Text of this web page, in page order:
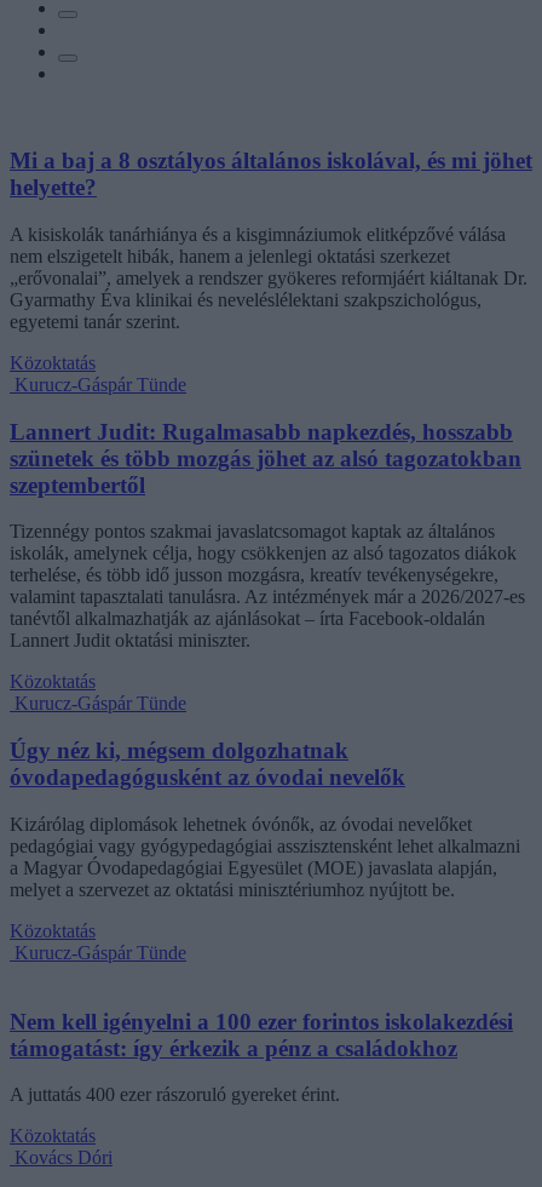
Mi a baj a 8 osztályos általános iskolával, és mi jöhet
helyette?
A kisiskolák tanárhiánya és a kisgimnáziumok elitképzővé válása
nem elszigetelt hibák, hanem a jelenlegi oktatási szerkezet
„erővonalai”, amelyek a rendszer gyökeres reformjáért kiáltanak Dr.
Gyarmathy Éva klinikai és neveléslélektani szakpszichológus,
egyetemi tanár szerint.
Közoktatás
Kurucz-Gáspár Tünde
Lannert Judit: Rugalmasabb napkezdés, hosszabb
szünetek és több mozgás jöhet az alsó tagozatokban
szeptembertől
Tizennégy pontos szakmai javaslatcsomagot kaptak az általános
iskolák, amelynek célja, hogy csökkenjen az alsó tagozatos diákok
terhelése, és több idő jusson mozgásra, kreatív tevékenységekre,
valamint tapasztalati tanulásra. Az intézmények már a 2026/2027-es
tanévtől alkalmazhatják az ajánlásokat – írta Facebook-oldalán
Lannert Judit oktatási miniszter.
Közoktatás
Kurucz-Gáspár Tünde
Úgy néz ki, mégsem dolgozhatnak
óvodapedagógusként az óvodai nevelők
Kizárólag diplomások lehetnek óvónők, az óvodai nevelőket
pedagógiai vagy gyógypedagógiai asszisztensként lehet alkalmazni
a Magyar Óvodapedagógiai Egyesület (MOE) javaslata alapján,
melyet a szervezet az oktatási minisztériumhoz nyújtott be.
Közoktatás
Kurucz-Gáspár Tünde
Nem kell igényelni a 100 ezer forintos iskolakezdési
támogatást: így érkezik a pénz a családokhoz
A juttatás 400 ezer rászoruló gyereket érint.
Közoktatás
Kovács Dóri